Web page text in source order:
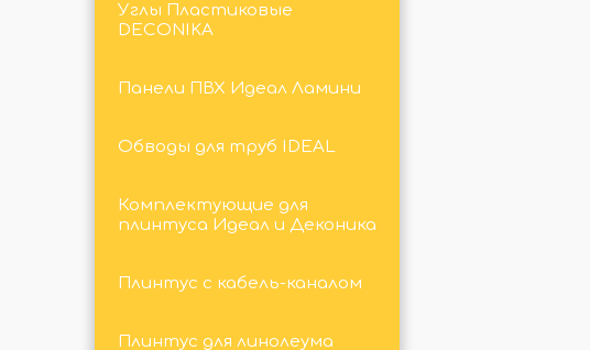
Углы Пластиковые
DECONIKA
Панели ПВХ Идеал Ламини
Обводы для труб IDEAL
Комплектующие для
плинтуса Идеал и Деконика
Плинтус с кабель-каналом
Плинтус для линолеума